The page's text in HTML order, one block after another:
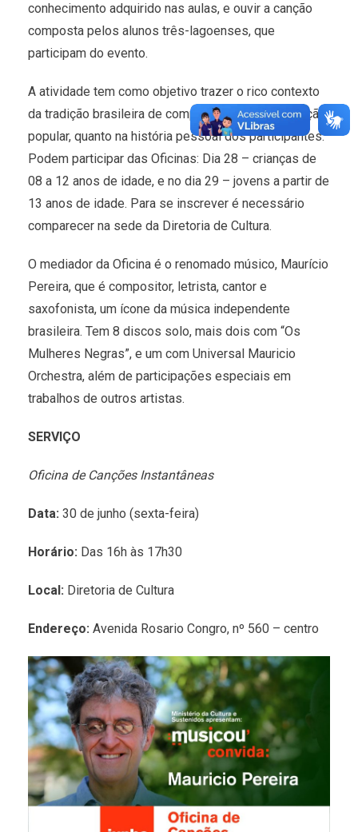
conhecimento adquirido nas aulas, e ouvir a canção
composta pelos alunos três-lagoenses, que
participam do evento.
A atividade tem como objetivo trazer o rico contexto
da tradição brasileira de composição, tanto na canção
popular, quanto na história pessoal dos participantes.
Podem participar das Oficinas: Dia 28 – crianças de
08 a 12 anos de idade, e no dia 29 – jovens a partir de
13 anos de idade. Para se inscrever é necessário
comparecer na sede da Diretoria de Cultura.
O mediador da Oficina é o renomado músico, Maurício
Pereira, que é compositor, letrista, cantor e
saxofonista, um ícone da música independente
brasileira. Tem 8 discos solo, mais dois com “Os
Mulheres Negras”, e um com Universal Mauricio
Orchestra, além de participações especiais em
trabalhos de outros artistas.
SERVIÇO
Oficina de Canções Instantâneas
Data: 30 de junho (sexta-feira)
Horário: Das 16h às 17h30
Local: Diretoria de Cultura
Endereço: Avenida Rosario Congro, nº 560 – centro